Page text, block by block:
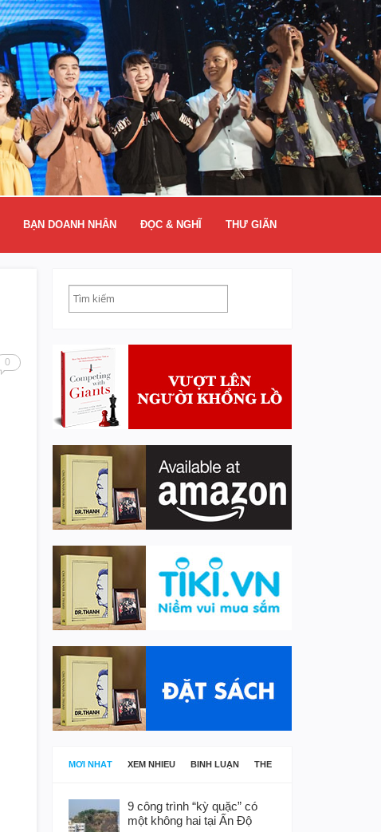
BẠN DOANH NHÂN ĐỌC & NGHĨ THƯ GIÃN
0
MỚI NHẤT XEM NHIỀU BÌNH LUẬN THẺ
9 công trình “kỳ quặc” có
một không hai tại Ấn Độ